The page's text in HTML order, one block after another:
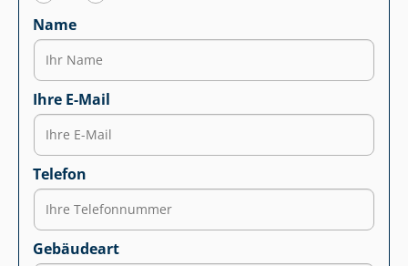
Name
Ihre E-Mail
Telefon
Gebäudeart